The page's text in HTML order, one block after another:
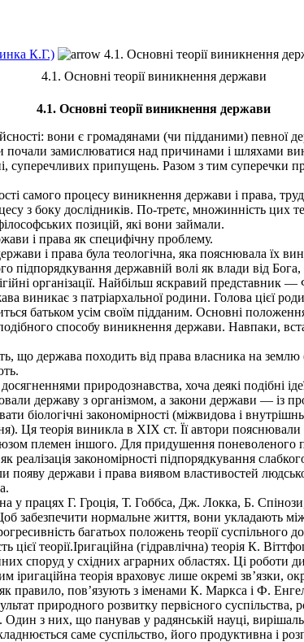
К.Г.)
4.1. Основні теорії виникнення
4.1. Основні теорії виникнення держави
4.1. Основні теорії виникнення держави
вони є громадянами (чи підданими) певної
замислюватися над причинами і шляхами
суперечливих припущень. Разом з тим суперечки
самого процесу виникнення держави і права,
з боку дослідників. По-третє, множинність цих
позицій, які вони займали.
і права як специфічну проблему.
і права була теологічна, яка пояснювала їх
підпорядкування державній волі як влади від
організації. Найбільш яскравий представник
виникає з патріархальної родини. Голова цієї
батьком усім своїм підданим. Основні положення
способу виникнення держави. Навпаки,
що держава походить від права власника на
природознавства, хоча деякі подібні
державу з організмом, а закони держави — із
біологічні закономірності (міжвидова і
Ця теорія виникла в XIX ст. Її автори
племен іншого. Для придушення поневоленого
закономірності підпорядкування
появу держави і права виявом властивостей
у працях Г. Гроція, Т. Гоббса, Дж. Локка, Б.
забезпечити нормальне життя, вони укладають
багатьох положень теорії суспільного
теорії.Іригаційна (гідравлічна) теорія К.
споруд у східних аграрних областях. Ці роботи
іригаційна теорія враховує лише окремі зв’язки,
як правило, пов’язують з іменами К. Маркса і Ф.
природного розвитку первісного суспільства,
з них, що панував у радянській науці,
саме суспільство, його продуктивна і